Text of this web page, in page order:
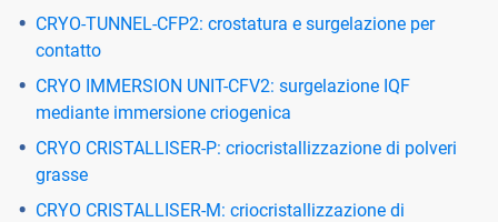
CRYO-TUNNEL-CFP2: crostatura e surgelazione per
contatto
CRYO IMMERSION UNIT-CFV2: surgelazione IQF
mediante immersione criogenica
CRYO CRISTALLISER-P: criocristallizzazione di polveri
grasse
CRYO CRISTALLISER-M: criocristallizzazione di